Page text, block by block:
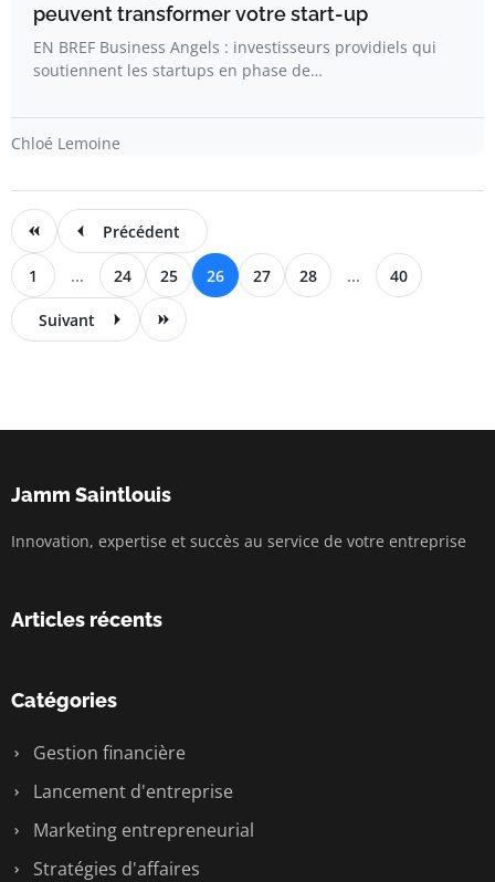
peuvent transformer votre start-up
EN BREF Business Angels : investisseurs providiels qui
soutiennent les startups en phase de…
Chloé Lemoine
Précédent
1 ... 24 25 26 27 28 ... 40
Suivant
Jamm Saintlouis
Innovation, expertise et succès au service de votre entreprise
Articles récents
Catégories
Gestion financière
Lancement d'entreprise
Marketing entrepreneurial
Stratégies d'affaires